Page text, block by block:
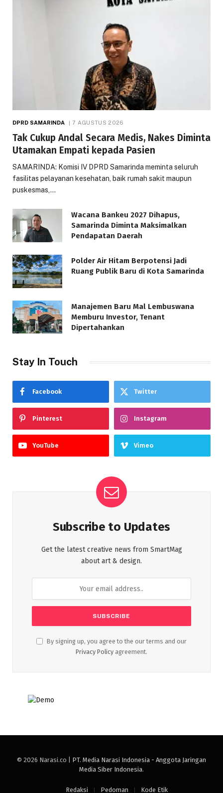
DPRD SAMARINDA 7 AGUSTUS 2026
Tak Cukup Andal Secara Medis, Nakes Diminta
Utamakan Empati kepada Pasien
SAMARINDA: Komisi IV DPRD Samarinda meminta seluruh
fasilitas pelayanan kesehatan, baik rumah sakit maupun
puskesmas,…
Wacana Bankeu 2027 Dihapus,
Samarinda Diminta Maksimalkan
Pendapatan Daerah
Polder Air Hitam Berpotensi Jadi
Ruang Publik Baru di Kota Samarinda
Manajemen Baru Mal Lembuswana
Memburu Investor, Tenant
Dipertahankan
Stay In Touch
Facebook Twitter
Pinterest Instagram
YouTube Vimeo
Subscribe to Updates
Get the latest creative news from SmartMag
about art & design.
By signing up, you agree to the our terms and our
Privacy Policy agreement.
© 2026 Narasi.co | PT. Media Narasi Indonesia - Anggota Jaringan
Media Siber Indonesia.
Redaksi Pedoman Kode Etik